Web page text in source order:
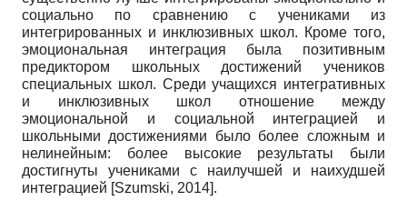
социально по сравнению с учениками из
интегрированных и инклюзивных школ. Кроме того,
эмоциональная интеграция была позитивным
предик­тором школьных достижений учеников
специальных школ. Среди учащихся интегративных
и инклюзивных школ отношение между
эмоциональной и социальной интеграцией и
школьными достижениями было более сложным и
нелинейным: более высокие результаты были
достигнуты учениками с наилучшей и наихудшей
интеграцией [Szumski, 2014].